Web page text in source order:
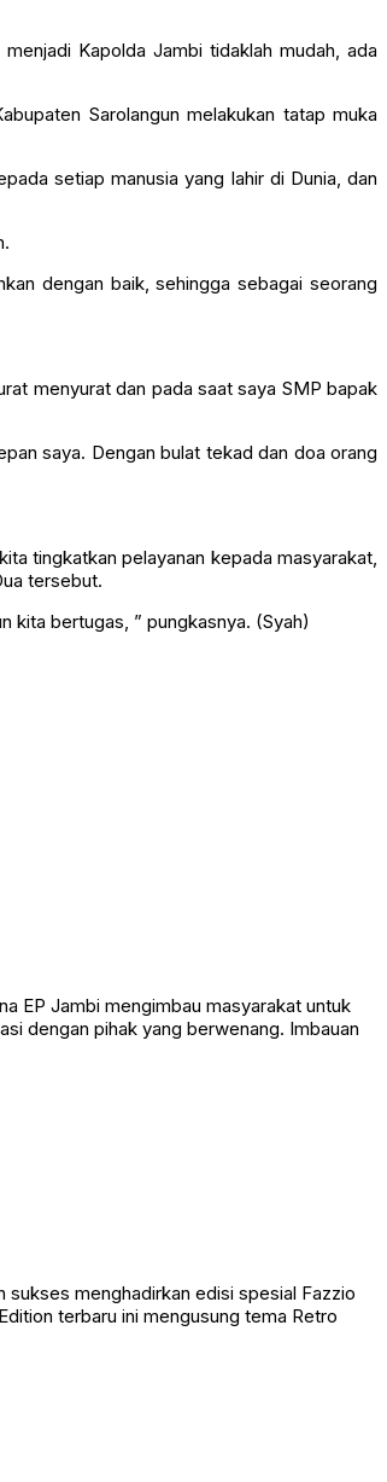
Kapolda Jambi tidaklah mudah, ada
Sarolangun melakukan tatap muka
setiap manusia yang lahir di Dunia, dan
dengan baik, sehingga sebagai seorang
menyurat dan pada saat saya SMP bapak
saya. Dengan bulat tekad dan doa orang
tingkatkan pelayanan kepada masyarakat,
tersebut.
kita bertugas, ” pungkasnya. (Syah)
EP Jambi mengimbau masyarakat untuk
dengan pihak yang berwenang. Imbauan
sukses menghadirkan edisi spesial Fazzio
terbaru ini mengusung tema Retro